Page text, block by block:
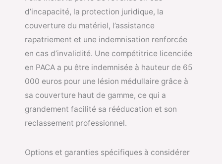
d’incapacité, la protection juridique, la
couverture du matériel, l’assistance
rapatriement et une indemnisation renforcée
en cas d’invalidité. Une compétitrice licenciée
en PACA a pu être indemnisée à hauteur de 65
000 euros pour une lésion médullaire grâce à
sa couverture haut de gamme, ce qui a
grandement facilité sa rééducation et son
reclassement professionnel.
Options et garanties spécifiques à considérer